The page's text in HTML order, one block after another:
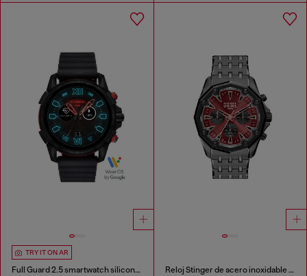
TRY IT ON AR
Full Guard 2.5 smartwatch silicona negra Reloj Stinger de acero inoxidable color gunmetal